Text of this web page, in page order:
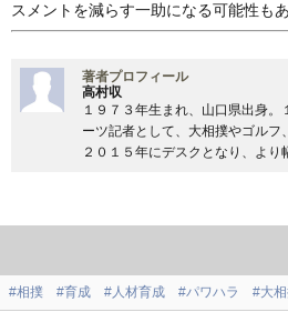
スメントを減らす一助になる可能性もあ
著者プロフィール
高村収
１９７３年生まれ、山口県出身
ーツ記者として、大相撲やゴルフ
２０１５年にデスクとなり、よ
#相撲 #育成 #人材育成 #パワハラ #大